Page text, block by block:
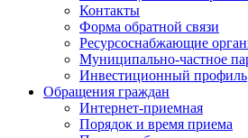
Контакты
Форма обратной связи
Ресурсоснабжающие
Муниципально-частное
Инвестиционный профиль
Обращения граждан
Интернет-приемная
Порядок и время приема